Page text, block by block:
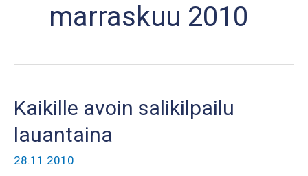
marraskuu 2010
Kaikille avoin salikilpailu
lauantaina
28.11.2010